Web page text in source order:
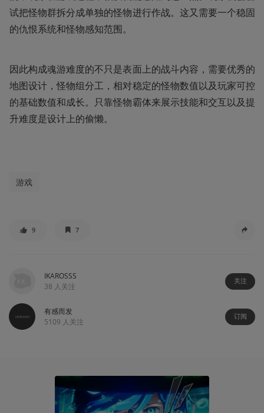
试把怪物群拆分成单独的怪物进行作战。这又需要一个稳固
的仇恨系统和怪物感知范围。
因此构成魂游难度的不只是表面上的战斗内容，需要优秀的
地图设计，怪物组分工，相对稳定的怪物数值以及玩家可控
的基础数值和成长。只靠怪物霸体来展示技能和交互以及提
升难度是设计上的偷懒。
游戏
9 7
IKAROSSS
38 人关注
关注
有感而发
5109 人关注
订阅